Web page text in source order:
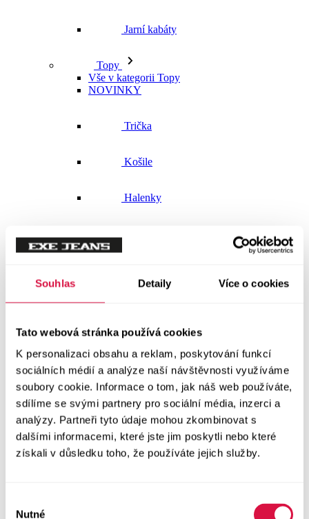
Souhlas Detaily Více o cookies
Tato webová stránka používá cookies
K personalizaci obsahu a reklam, poskytování funkcí
sociálních médií a analýze naší návštěvnosti využíváme
soubory cookie. Informace o tom, jak náš web používáte,
sdílíme se svými partnery pro sociální média, inzerci a
analýzy. Partneři tyto údaje mohou zkombinovat s
dalšími informacemi, které jste jim poskytli nebo které
získali v důsledku toho, že používáte jejich služby.
Nutné
Jarní kabáty
Topy
Vše v kategorii Topy
NOVINKY
Trička
Košile
Halenky
Vše v kategorii Svetry a mikiny
Mikiny
Svetry
Šaty a sukně
Vše v kategorii Šaty a sukně
NOVINKY
Letní šaty